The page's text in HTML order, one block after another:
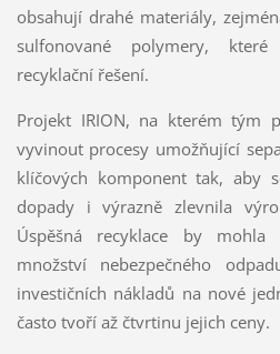
obsahují drahé materiály,
sulfonované polymery,
recyklační řešení.
Projekt IRION, na kterém tým
vyvinout procesy umožňující
klíčových komponent tak, aby
dopady i výrazně zlevnila
Úspěšná recyklace by mohla
množství nebezpečného
investičních nákladů na nové
často tvoří až čtvrtinu jejich ceny.